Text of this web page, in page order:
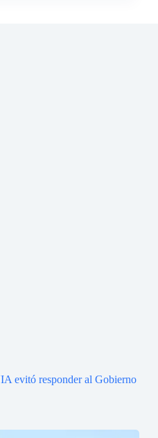
evitó responder al Gobierno